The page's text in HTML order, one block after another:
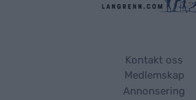
Kontakt oss
Medlemskap
Annonsering